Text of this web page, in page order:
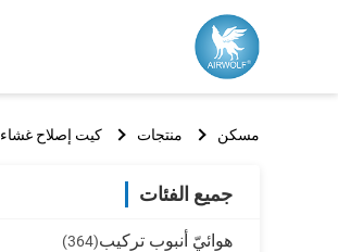
مسكن منتجات كيت إصلاح غشاء
جميع الفئات
هوائيّ أنبوب تركيب(364)